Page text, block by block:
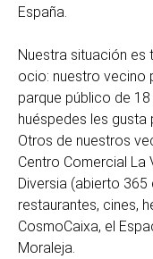
España.
Nuestra situación es
ocio: nuestro vecino
parque público de
huéspedes les
Otros de nuestros
Centro Comercial La
Diversia (abierto
restaurantes, cines,
CosmoCaixa, el
Moraleja.